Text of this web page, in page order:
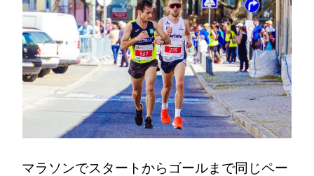
マラソンでスタートからゴールまで同じペー